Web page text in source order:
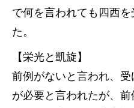
で何を言われても四西
た。
【栄光と凱旋】
前例がないと言われ、
が必要と言われたが、